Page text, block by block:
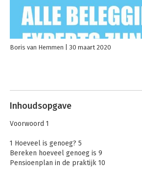
Boris van Hemmen 30 maart 2020
Inhoudsopgave
Voorwoord 1
1 Hoeveel is genoeg? 5
Bereken hoeveel genoeg is 9
Pensioenplan in de praktijk 10